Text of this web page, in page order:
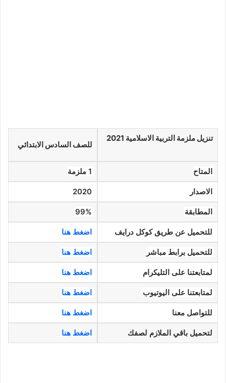
للصف السادس الابتدائي
المتاح
الاصدار
المطابقة
للتحميل عن طريق كوكل درايف اضغط هنا
للتحميل برابط مباشر اضغط هنا
لمتابعتنا على التليكرام اضغط هنا
لمتابعتنا على اليوتيوب اضغط هنا
للتواصل معنا اضغط هنا
لتحميل باقي الملازم لصفك اضغط هنا